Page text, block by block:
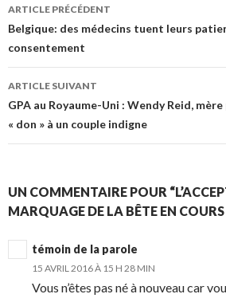
Navigation des articles
ARTICLE PRÉCÉDENT
Belgique: des médecins tuent leurs
consentement
ARTICLE SUIVANT
GPA au Royaume-Uni : Wendy Reid,
« don » à un couple indigne
UN COMMENTAIRE POUR
MARQUAGE DE LA BÊTE EN
témoin de la parole
15 AVRIL 2016 À 15 H 28 MIN
Vous n’êtes pas né à nouveau car